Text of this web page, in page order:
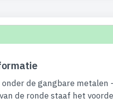
de gangbare
de ronde staaf het